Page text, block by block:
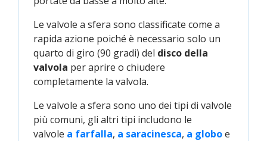
Le valvole a sfera sono classificate come a
rapida azione poiché è necessario solo un
quarto di giro (90 gradi) del disco della
valvola per aprire o chiudere
completamente la valvola.
Le valvole a sfera sono uno dei tipi di valvole
più comuni, gli altri tipi includono le
valvole a farfalla, a saracinesca, a globoe